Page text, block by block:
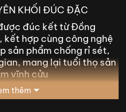
KHỐI ĐÚC ĐẶC
đúc kết từ Đồng
kết hợp cùng công nghệ
sản phẩm chống rỉ sét,
mang lại tuổi thọ sản
vĩnh cửu
thêm